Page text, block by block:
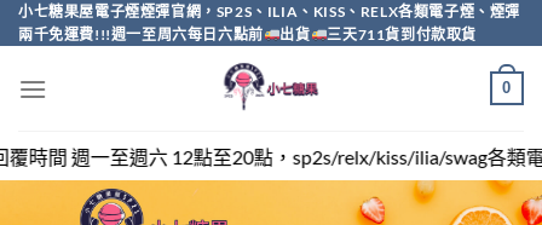
Skip
to
小七糖果屋電子煙煙彈官網，SP2S、ILIA、KISS、RELX各類電子煙、煙彈
兩千免運費!!!週一至周六每日六點前
出貨 三天711貨到付款取貨
0
20點，sp2s/relx/kiss/ilia/swag各類電子煙煙彈買越多越便宜